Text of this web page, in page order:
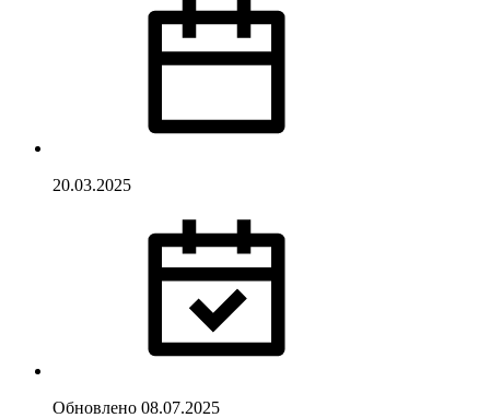
20.03.2025
Обновлено 08.07.2025